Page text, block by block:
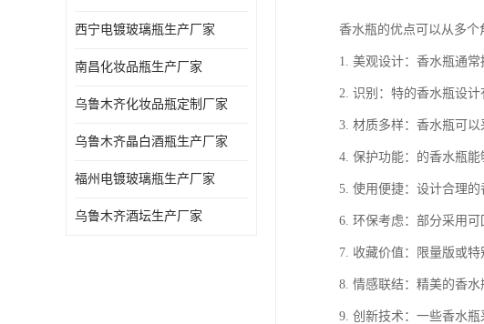
西宁电镀玻璃瓶生产厂家
南昌化妆品瓶生产厂家
乌鲁木齐化妆品瓶定制厂家
乌鲁木齐晶白酒瓶生产厂家
福州电镀玻璃瓶生产厂家
乌鲁木齐酒坛生产厂家
香水瓶的优点可以从多个
1. 美观设计：香水瓶通
2. 识别：特的香水瓶设
3. 材质多样：香水瓶可
4. 保护功能：的香水瓶
5. 使用便捷：设计合理
6. 环保考虑：部分采用可
7. 收藏价值：限量版或
8. 情感联结：精美的香
9. 创新技术：一些香水瓶